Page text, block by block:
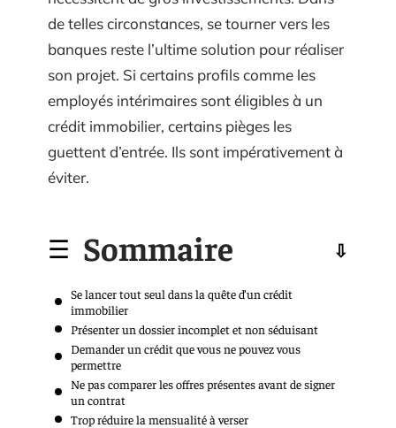
de telles circonstances, se tourner vers les
banques reste l’ultime solution pour réaliser
son projet. Si certains profils comme les
employés intérimaires sont éligibles à un
crédit immobilier, certains pièges les
guettent d’entrée. Ils sont impérativement à
éviter.
Sommaire
Se lancer tout seul dans la quête d’un crédit
immobilier
Présenter un dossier incomplet et non séduisant
Demander un crédit que vous ne pouvez vous
permettre
Ne pas comparer les offres présentes avant de signer
un contrat
Trop réduire la mensualité à verser